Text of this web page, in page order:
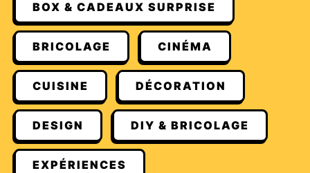
BOX & CADEAUX SURPRISE
BRICOLAGE CINÉMA
CUISINE DÉCORATION
DESIGN DIY & BRICOLAGE
EXPÉRIENCES